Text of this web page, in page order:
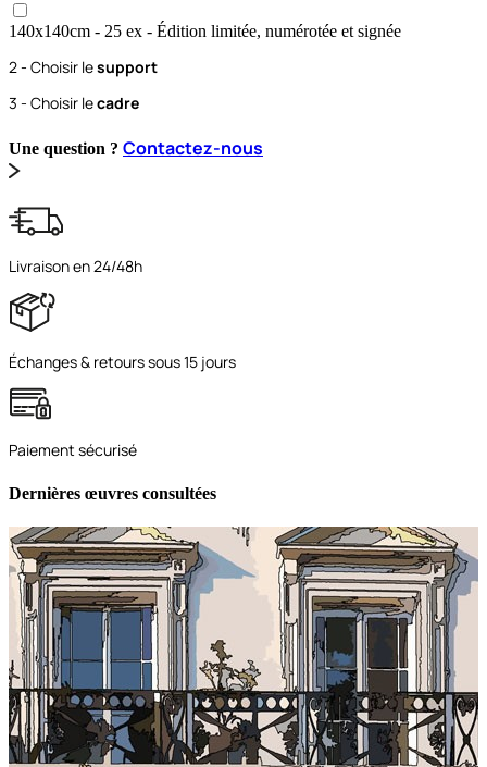
140x140cm - 25 ex - Édition limitée, numérotée et signée
2 - Choisir lesupport
3 - Choisir lecadre
Une question ? Contactez-nous
Livraison en 24/48h
Échanges & retours sous 15 jours
Paiement sécurisé
Dernières œuvres consultées